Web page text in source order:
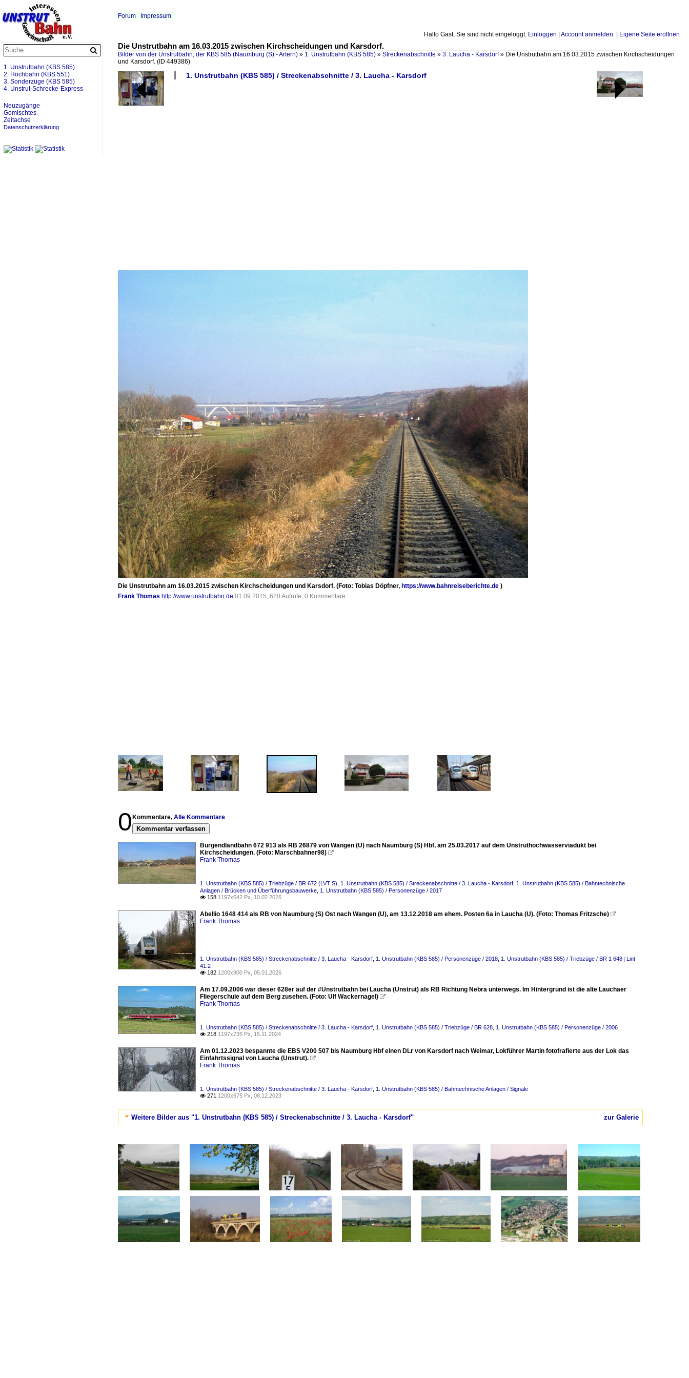
Hallo Gast, Sie sind nicht eingeloggt. Einloggen Account anmelden Eigene Seite eröffnen
Forum Impressum
Die Unstrutbahn am 16.03.2015 zwischen Kirchscheidungen und Karsdorf.
Bilder von der Unstrutbahn, der KBS 585 (Naumburg (S) - Artern) » 1. Unstrutbahn (KBS 585) » Streckenabschnitte » 3. Laucha - Karsdorf» Die Unstrutbahn am 16.03.2015 zwischen Kirchscheidungen
und Karsdorf. (ID 449386)
1. Unstrutbahn (KBS 585) / Streckenabschnitte / 3. Laucha - Karsdorf
Die Unstrutbahn am 16.03.2015 zwischen Kirchscheidungen und Karsdorf. (Foto: Tobias Döpfner, https://www.bahnreiseberichte.de )
Frank Thomas http://www.unstrutbahn.de 01.09.2015, 620 Aufrufe, 0 Kommentare
0 Kommentare, Alle Kommentare
Kommentar verfassen
Burgendlandbahn 672 913 als RB 26879 von Wangen (U) nach Naumburg (S) Hbf, am 25.03.2017 auf dem Unstruthochwasserviadukt bei
Kirchscheidungen. (Foto: Marschbahner98) 
Frank Thomas
1. Unstrutbahn (KBS 585) / Triebzüge / BR 672 (LVT S) 1. Unstrutbahn (KBS 585) / Streckenabschnitte / 3. Laucha - Karsdorf 1. Unstrutbahn (KBS 585) / Bahntechnische
Anlagen / Brücken und Überführungsbauwerke 1. Unstrutbahn (KBS 585) / Personenzüge / 2017
 158 1197x642 Px, 10.02.2026
Abellio 1648 414 als RB von Naumburg (S) Ost nach Wangen (U), am 13.12.2018 am ehem. Posten 6a in Laucha (U). (Foto: Thomas Fritzsche) 
Frank Thomas
1. Unstrutbahn (KBS 585) / Streckenabschnitte / 3. Laucha - Karsdorf 1. Unstrutbahn (KBS 585) / Personenzüge / 2018 1. Unstrutbahn (KBS 585) / Triebzüge / BR 1 648 | Lint
41.2
 182 1200x900 Px, 05.01.2026
Am 17.09.2006 war dieser 628er auf der #Unstrutbahn bei Laucha (Unstrut) als RB Richtung Nebra unterwegs. Im Hintergrund ist die alte Lauchaer
Fliegerschule auf dem Berg zusehen. (Foto: Ulf Wackernagel) 
Frank Thomas
1. Unstrutbahn (KBS 585) / Streckenabschnitte / 3. Laucha - Karsdorf 1. Unstrutbahn (KBS 585) / Triebzüge / BR 628 1. Unstrutbahn (KBS 585) / Personenzüge / 2006
 218 1197x735 Px, 15.11.2024
Am 01.12.2023 bespannte die EBS V200 507 bis Naumburg Hbf einen DLr von Karsdorf nach Weimar, Lokführer Martin fotofrafierte aus der Lok das
Einfahrtssignal von Laucha (Unstrut). 
Frank Thomas
1. Unstrutbahn (KBS 585) / Streckenabschnitte / 3. Laucha - Karsdorf 1. Unstrutbahn (KBS 585) / Bahntechnische Anlagen / Signale
 271 1200x675 Px, 08.12.2023
zur Galerie
Weitere Bilder aus "1. Unstrutbahn (KBS 585) / Streckenabschnitte / 3. Laucha - Karsdorf"
1. Unstrutbahn (KBS 585)
2. Hochbahn (KBS 551)
3. Sonderzüge (KBS 585)
4. Unstrut-Schrecke-Express
Neuzugänge
Gemischtes
Zeitachse
Datenschutzerklärung